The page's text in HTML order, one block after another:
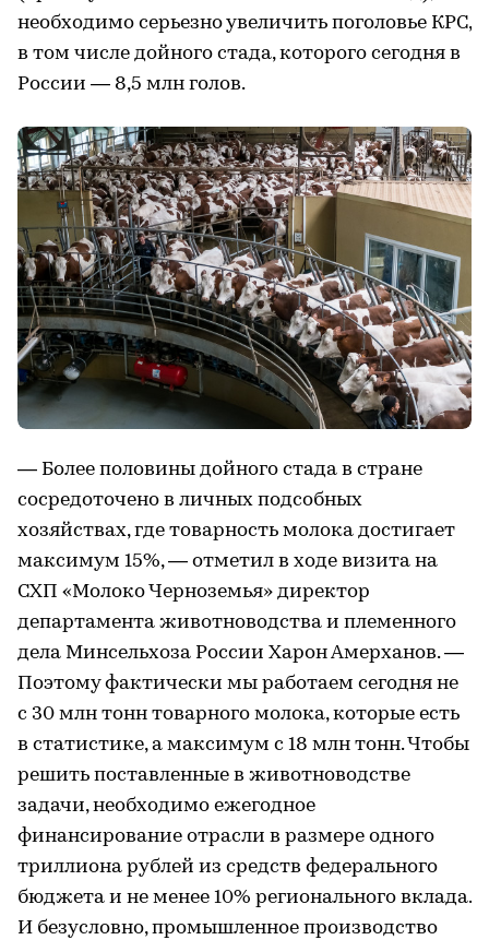
необходимо серьезно увеличить поголовье КРС,
в том числе дойного стада, которого сегодня в
России — 8,5 млн голов.
— Более половины дойного стада в стране
сосредоточено в личных подсобных
хозяйствах, где товарность молока достигает
максимум 15%, — отметил в ходе визита на
СХП «Молоко Черноземья» директор
департамента животноводства и племенного
дела Минсельхоза России Харон Амерханов. —
Поэтому фактически мы работаем сегодня не
с 30 млн тонн товарного молока, которые есть
в статистике, а максимум с 18 млн тонн. Чтобы
решить поставленные в животноводстве
задачи, необходимо ежегодное
финансирование отрасли в размере одного
триллиона рублей из средств федерального
бюджета и не менее 10% регионального вклада.
И безусловно, промышленное производство